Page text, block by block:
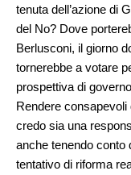
tenuta dell’azione di
del No? Dove
Berlusconi, il giorno
tornerebbe a votare
prospettiva di
Rendere consapevoli
credo sia una
anche tenendo conto
tentativo di riforma